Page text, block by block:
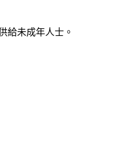
給未成年人士。